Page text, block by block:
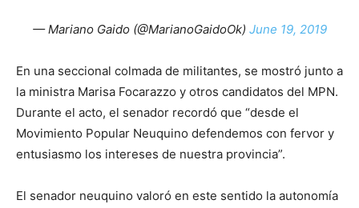
— Mariano Gaido (@MarianoGaidoOk) June 19, 2019
En una seccional colmada de militantes, se mostró junto a
la ministra Marisa Focarazzo y otros candidatos del MPN.
Durante el acto, el senador recordó que “desde el
Movimiento Popular Neuquino defendemos con fervor y
entusiasmo los intereses de nuestra provincia”.
El senador neuquino valoró en este sentido la autonomía